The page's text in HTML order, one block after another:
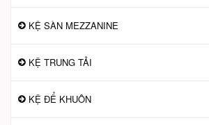
KỆ SÀN MEZZANINE
KỆ TRUNG TẢI
KỆ ĐỂ KHUÔN